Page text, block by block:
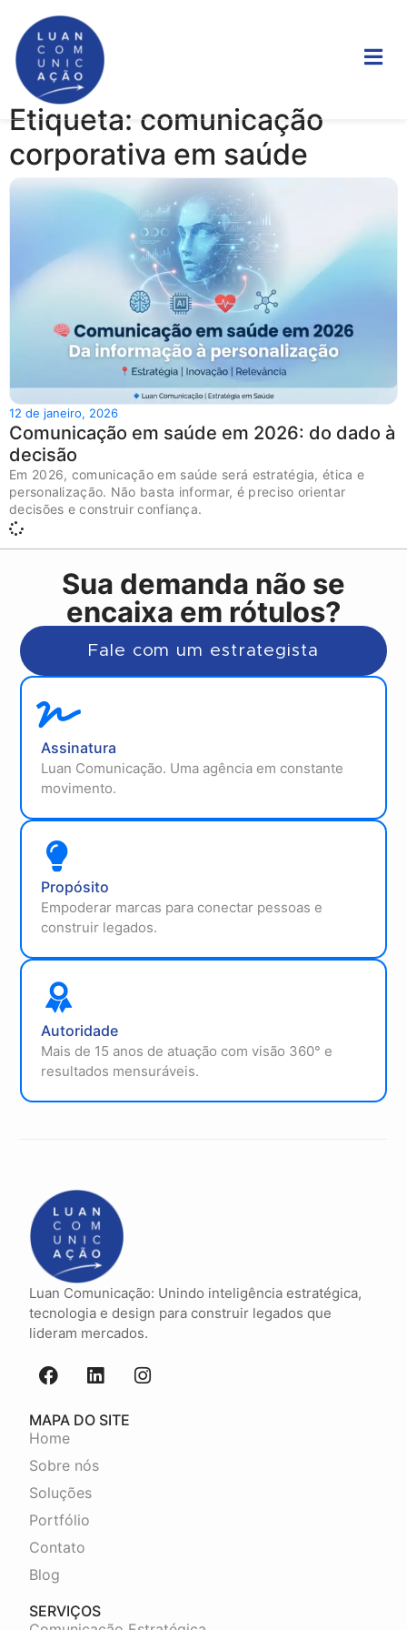
Etiqueta: comunicação
corporativa em saúde
12 de janeiro, 2026
Comunicação em saúde em 2026: do dado à
decisão
Em 2026, comunicação em saúde será estratégia, ética e
personalização. Não basta informar, é preciso orientar
decisões e construir confiança.
Sua demanda não se
encaixa em rótulos?
Fale com um estrategista
Assinatura
Luan Comunicação. Uma agência em constante
movimento.
Propósito
Empoderar marcas para conectar pessoas e
construir legados.
Autoridade
Mais de 15 anos de atuação com visão 360° e
resultados mensuráveis.
Luan Comunicação: Unindo inteligência estratégica,
tecnologia e design para construir legados que
lideram mercados.
MAPA DO SITE
Home
Sobre nós
Soluções
Portfólio
Contato
Blog
SERVIÇOS